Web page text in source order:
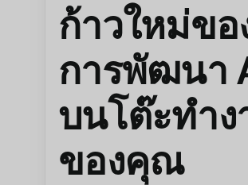
ก้าวใหม่ขอ
การพัฒนา
บนโต๊ะทำง
ของคุณ